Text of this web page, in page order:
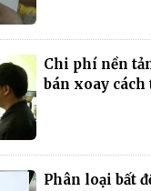
Chi phí nền
bán xoay
Phân loại bất